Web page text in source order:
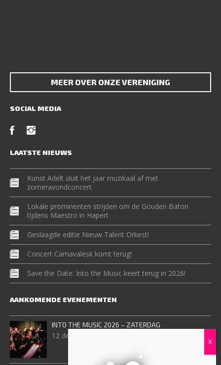
MEER OVER ONZE VERENIGING
SOCIAL MEDIA
LAATSTE NIEUWS
Kunst Adelt sluit het jaar muzikaal af met
zomeravondconcert
Lokale prominenten strijden om de Gouden Baton
tijdens Maestro in Hapert
Geslaagde editie Nieuw Talent Orkest!
Concert Carnavalesk komt terug!
Save the Date: Into the Music keert terug in 2026!
AANKOMENDE EVENEMENTEN
INTO THE MUSIC 2026 – ZATERDAG
12 december, 2026